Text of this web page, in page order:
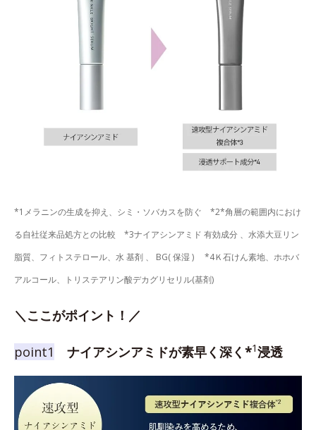
*1メラニンの生成を抑え、シミ・ソバカスを防ぐ *2*角層の範囲内におけ
る自社従来品処方との比較 *3ナイアシンアミド 有効成分 、水添大豆リン
脂質、フィトステロール、水 基剤 、 BG( 保湿 ) *4Ｋ石けん素地、ホホバ
アルコール、トリステアリン酸デカグリセリル(基剤)
＼ここがポイント！／
point1 ナイアシンアミドが素早く深く*1浸透